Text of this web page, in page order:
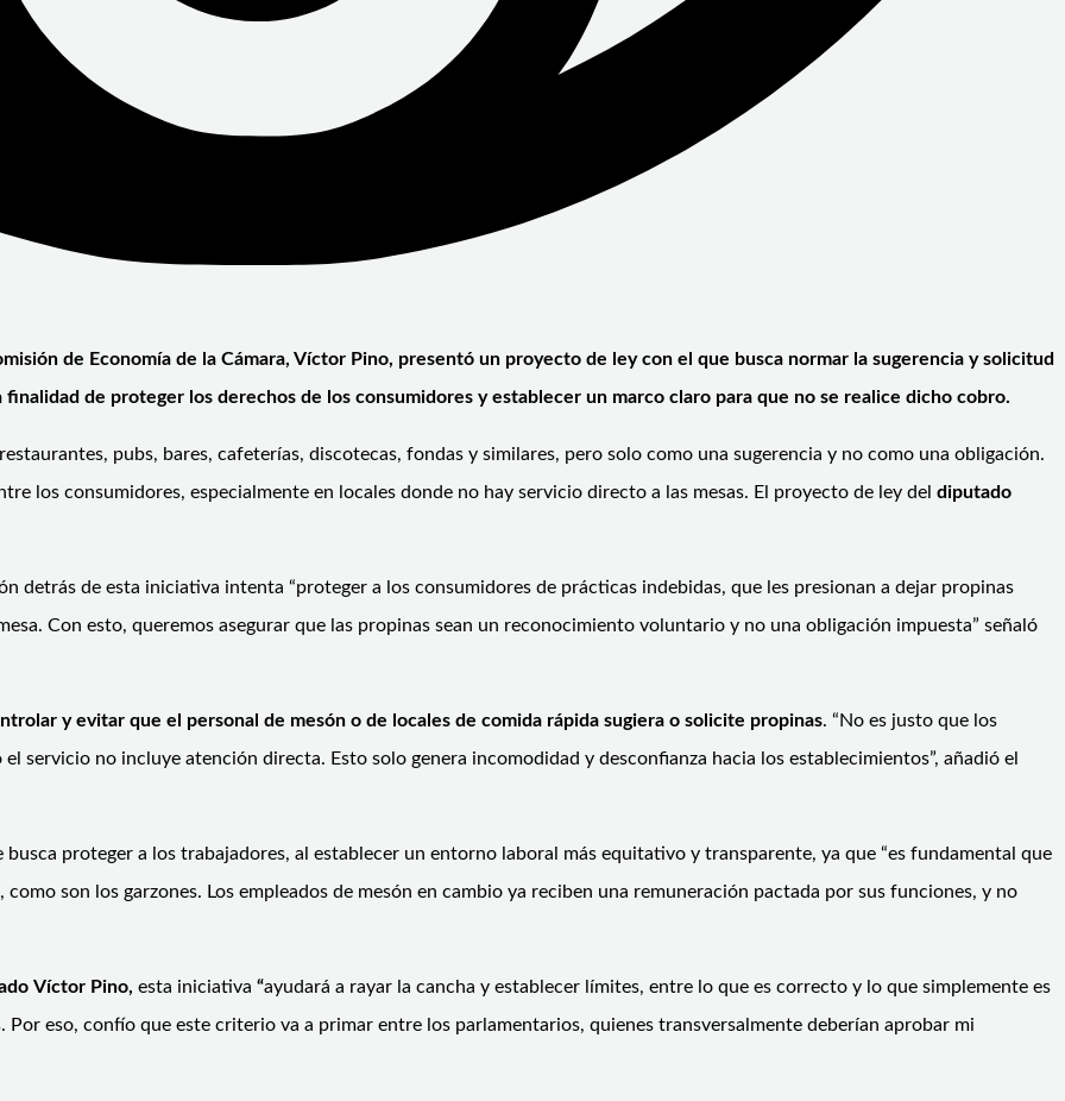
de Economía de la Cámara, Víctor Pino, presentó un proyecto de ley con el que busca normar la sugerencia y solicitud
de proteger los derechos de los consumidores y establecer un marco claro para que no se realice dicho cobro.
pubs, bares, cafeterías, discotecas, fondas y similares, pero solo como una sugerencia y no como una obligación.
los consumidores, especialmente en locales donde no hay servicio directo a las mesas. El proyecto de ley del diputado
detrás de esta iniciativa intenta “proteger a los consumidores de prácticas indebidas, que les presionan a dejar propinas
Con esto, queremos asegurar que las propinas sean un reconocimiento voluntario y no una obligación impuesta” señaló
y evitar que el personal de mesón o de locales de comida rápida sugiera o solicite propinas. “No es justo que los
servicio no incluye atención directa. Esto solo genera incomodidad y desconfianza hacia los establecimientos”, añadió el
busca proteger a los trabajadores, al establecer un entorno laboral más equitativo y transparente, ya que “es fundamental que
son los garzones. Los empleados de mesón en cambio ya reciben una remuneración pactada por sus funciones, y no
Víctor Pino, esta iniciativa “ayudará a rayar la cancha y establecer límites, entre lo que es correcto y lo que simplemente es
eso, confío que este criterio va a primar entre los parlamentarios, quienes transversalmente deberían aprobar mi